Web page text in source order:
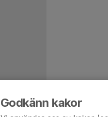
Godkänn kakor